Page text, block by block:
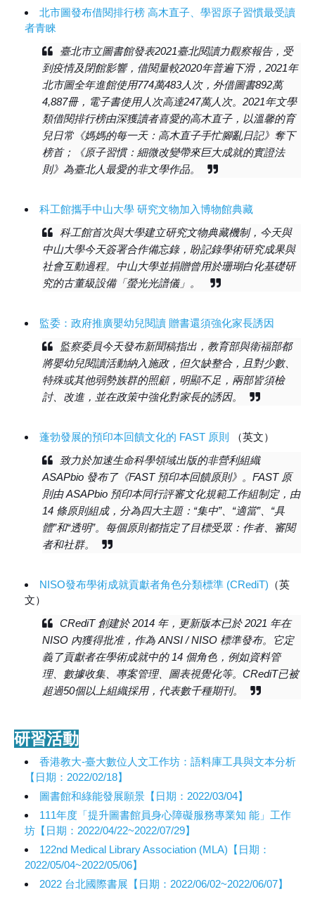
北市圖發布借閱排行榜 高木直子、學習原子習慣最受讀
者青睞
臺北市立圖書館發表2021臺北閱讀力觀察報告，受
到疫情及閉館影響，借閱量較2020年普遍下滑，2021年
北市圖全年進館使用774萬483人次，外借圖書892萬
4,887冊，電子書使用人次高達247萬人次。2021年文學
類借閱排行榜由深獲讀者喜愛的高木直子，以溫馨的育
兒日常《媽媽的每一天：高木直子手忙腳亂日記》奪下
榜首；《原子習慣：細微改變帶來巨大成就的實證法
則》為臺北人最愛的非文學作品。
科工館攜手中山大學 研究文物加入博物館典藏
科工館首次與大學建立研究文物典藏機制，今天與
中山大學今天簽署合作備忘錄，盼記錄學術研究成果與
社會互動過程。中山大學並捐贈曾用於珊瑚白化基礎研
究的古董級設備「螢光光譜儀」。
監委：政府推廣嬰幼兒閱讀 贈書還須強化家長誘因
監察委員今天發布新聞稿指出，教育部與衛福部都
將嬰幼兒閱讀活動納入施政，但欠缺整合，且對少數、
特殊或其他弱勢族群的照顧，明顯不足，兩部皆須檢
討、改進，並在政策中強化對家長的誘因。
蓬勃發展的預印本回饋文化的 FAST 原則
（英文）
致力於加速生命科學領域出版的非營利組織
ASAPbio 發布了《FAST 預印本回饋原則》。FAST 原
則由 ASAPbio 預印本同行評審文化規範工作組制定，由
14 條原則組成，分為四大主題：“集中”、“適當”、“具
體”和“透明”。每個原則都指定了目標受眾：作者、審閱
者和社群。
NISO發布學術成就貢獻者角色分類標準 (CRediT) （英
文）
CRediT 創建於 2014 年，更新版本已於 2021 年在
NISO 內獲得批准，作為 ANSI / NISO 標準發布。它定
義了貢獻者在學術成就中的 14 個角色，例如資料管
理、數據收集、專案管理、圖表視覺化等。CRediT已被
超過50個以上組織採用，代表數千種期刊。
研習活動
香港教大-臺大數位人文工作坊：語料庫工具與文本分析
【日期：2022/02/18】
圖書館和綠能發展願景【日期：2022/03/04】
111年度「提升圖書館員身心障礙服務專業知 能」工作
坊【日期：2022/04/22~2022/07/29】
122nd Medical Library Association (MLA)【日期：
2022/05/04~2022/05/06】
2022 台北國際書展【日期：2022/06/02~2022/06/07】